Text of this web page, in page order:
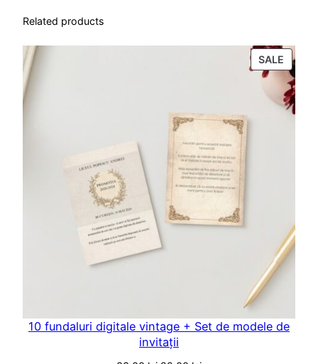
Related products
SALE
ON
SALE
10 fundaluri digitale vintage + Set de modele de
invitații